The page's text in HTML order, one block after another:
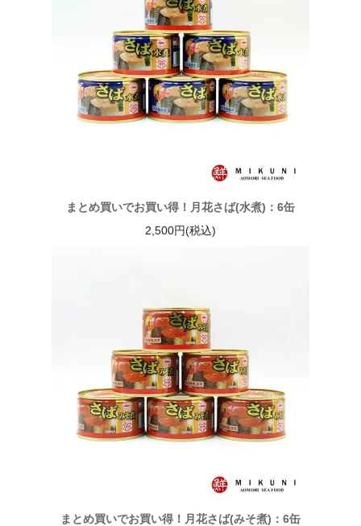
まとめ買いでお買い得！月花さば(水煮)：6缶
2,500円(税込)
まとめ買いでお買い得！月花さば(みそ煮)：6缶